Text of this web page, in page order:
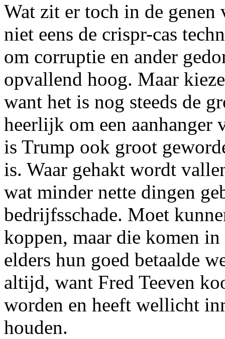
Wat zit er toch in de
niet eens de crispr-cas
om corruptie en ander
opvallend hoog. Maar
want het is nog steeds de
heerlijk om een aanhanger
is Trump ook groot
is. Waar gehakt wordt
wat minder nette dingen
bedrijfsschade. Moet
koppen, maar die komen
elders hun goed betaalde
altijd, want Fred Teeven
worden en heeft wellicht
houden.